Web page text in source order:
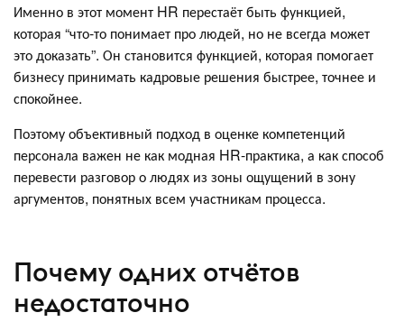
Именно в этот момент HR перестаёт быть функцией,
которая “что-то понимает про людей, но не всегда может
это доказать”. Он становится функцией, которая помогает
бизнесу принимать кадровые решения быстрее, точнее и
спокойнее.
Поэтому объективный подход в оценке компетенций
персонала важен не как модная HR-практика, а как способ
перевести разговор о людях из зоны ощущений в зону
аргументов, понятных всем участникам процесса.
Почему одних отчётов
недостаточно